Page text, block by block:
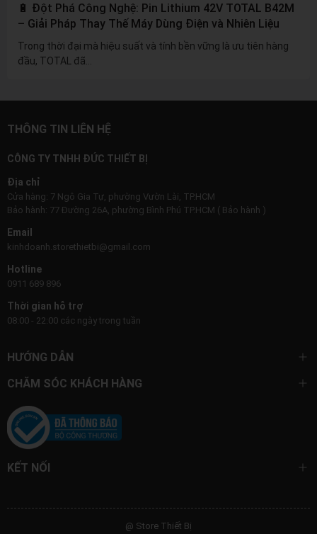
🔋 Đột Phá Công Nghệ: Pin Lithium 42V TOTAL B42M
– Giải Pháp Thay Thế Máy Dùng Điện và Nhiên Liệu
Trong thời đại mà hiệu suất và tính bền vững là ưu tiên hàng
đầu, TOTAL đã...
THÔNG TIN LIÊN HỆ
CÔNG TY TNHH ĐỨC THIẾT BỊ
Địa chỉ
Cửa hàng: 7 Ngô Gia Tự, phường Vườn Lài, TP.HCM
Bảo hành: 77 Đường 26A, phường Bình Phú TP.HCM ( Bảo hành )
Email
kinhdoanh.storethietbi@gmail.com
Hotline
0911 689 896
Thời gian hỗ trợ
08:00 - 22:00 các ngày trong tuần
HƯỚNG DẪN
CHĂM SÓC KHÁCH HÀNG
KẾT NỐI
@ Store Thiết Bị